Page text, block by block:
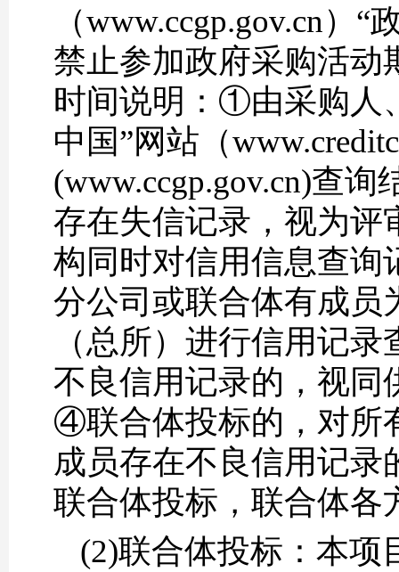
（www.ccgp.gov.cn）
禁止参加政府采购活动
时间说明：①由采购人
中国”网站（
(www.ccgp.gov.cn)查
存在失信记录，视为
构同时对信用信息查
分公司或联合体有成员
（总所）进行信用记
不良信用记录的，视同
④联合体投标的，对所
成员存在不良信用记
联合体投标，联合体各
(2)联合体投标：本项